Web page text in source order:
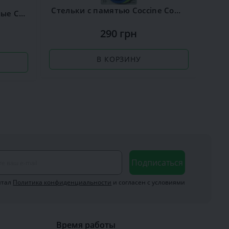
Стельки ароматизированные Сoccine Silver Стельки с памятью Coccine Comfort Sport
290 грн
В КОРЗИНУ
Подписаться
Политика конфиденциальности и согласен с условиями
Время работы